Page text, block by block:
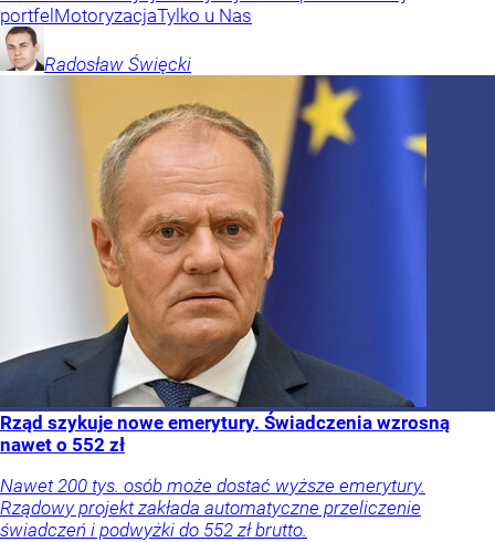
portfelMotoryzacjaTylko u Nas
Radosław Święcki
Rząd szykuje nowe emerytury. Świadczenia wzrosną
nawet o 552 zł
Nawet 200 tys. osób może dostać wyższe emerytury.
Rządowy projekt zakłada automatyczne przeliczenie
świadczeń i podwyżki do 552 zł brutto.